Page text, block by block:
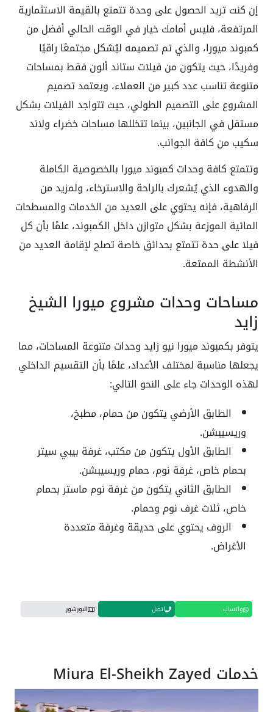
إن كنت تريد الحصول على وحدة تتمتع بالقيمة الاستثمارية
المرتفعة، فليس أمامك خيار في الوقت الحالي أفضل من
كمبوند ميورا، والذي تم تصميمه ليُشكل مجتمعًا راقيًا
وفريدًا، حيث يتكون من فيلات ستاند ألون فقط بمساحات
متنوعة تناسب عدد كبير من العملاء، ويعتمد تصميم
المشروع على التصميم الطولي، حيث تتواجد الفيلات بشكل
مستقل في الجانبين، بينما تتخللها مساحات خضراء ولاند
سكيب من كافة الجوانب.
وتتمتع كافة وحدات كمبوند ميورا بالخصوصية الكاملة
والهدوء الذي يُشعرك بالراحة والاسترخاء، ولمزيد من
الرفاهية، فإنه يحتوي على العديد من الخدمات والمسطحات
المائية الموزعة بشكل متوازن داخل الكمبوند، علمًا بأن كل
فيلا على حدة تتمتع بحدائق خاصة تصلح لإقامة العديد من
الأنشطة الممتعة.
مساحات وحدات مشروع ميورا الشيخ
زايد
يتوفر بكمبوند ميورا نيو زايد وحدات متنوعة المساحات، مما
يجعلها مناسبة لمختلف الأعداد، علمًا بأن التقسيم الداخلي
لهذه الوحدات جاء على النحو التالي:
الطابق الأرضي يتكون من حمام، مطبخ،
وريسيبشن.
الطابق الأول يتكون من مكتب، غرفة بيبي سيتر
بحمام خاص، غرفة نوم، حمام وريسيبشن.
الطابق الثاني يتكون من غرفة نوم ماستر بحمام
خاص، ثلاث غرف نوم وحمام.
الروف يحتوي على حديقة وغرفة متعددة
الأغراض.
واتساب اتصل البورشور
خدمات Miura El-Sheikh Zayed